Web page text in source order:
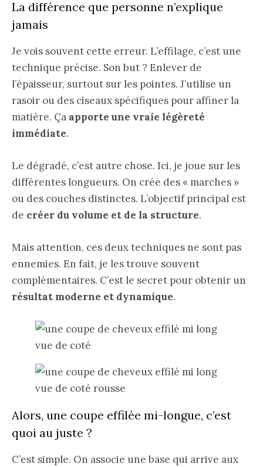
La différence que personne n’explique
jamais
Je vois souvent cette erreur. L’effilage, c’est une
technique précise. Son but ? Enlever de
l’épaisseur, surtout sur les pointes. J’utilise un
rasoir ou des ciseaux spécifiques pour affiner la
matière. Ça apporte une vraie légèreté
immédiate.
Le dégradé, c’est autre chose. Ici, je joue sur les
différentes longueurs. On crée des « marches »
ou des couches distinctes. L’objectif principal est
de créer du volume et de la structure.
Mais attention, ces deux techniques ne sont pas
ennemies. En fait, je les trouve souvent
complémentaires. C’est le secret pour obtenir un
résultat moderne et dynamique.
Alors, une coupe effilée mi-longue, c’est
quoi au juste ?
C’est simple. On associe une base qui arrive aux